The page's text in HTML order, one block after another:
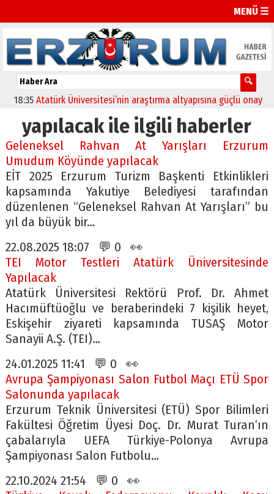
MENÜ ☰
Atatürk Üniversitesi’nin araştırma altyapısına güçlü onay 12:04
yapılacak ile ilgili haberler
Geleneksel Rahvan At Yarışları Erzurum
Umudum Köyünde yapılacak
EİT 2025 Erzurum Turizm Başkenti Etkinlikleri
kapsamında Yakutiye Belediyesi tarafından
düzenlenen “Geleneksel Rahvan At Yarışları” bu
yıl da büyük bir…
22.08.2025 18:07 💬 0 👀
TEI Motor Testleri Atatürk Üniversitesinde
Yapılacak
Atatürk Üniversitesi Rektörü Prof. Dr. Ahmet
Hacımüftüoğlu ve beraberindeki 7 kişilik heyet,
Eskişehir ziyareti kapsamında TUSAŞ Motor
Sanayii A.Ş. (TEI)…
24.01.2025 11:41 💬 0 👀
Avrupa Şampiyonası Salon Futbol Maçı ETÜ Spor
Salonunda yapılacak
Erzurum Teknik Üniversitesi (ETÜ) Spor Bilimleri
Fakültesi Öğretim Üyesi Doç. Dr. Murat Turan’ın
çabalarıyla UEFA Türkiye-Polonya Avrupa
Şampiyonası Salon Futbolu…
22.10.2024 21:54 💬 0 👀